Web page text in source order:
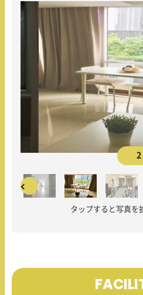
2 / 7
タップすると写真を